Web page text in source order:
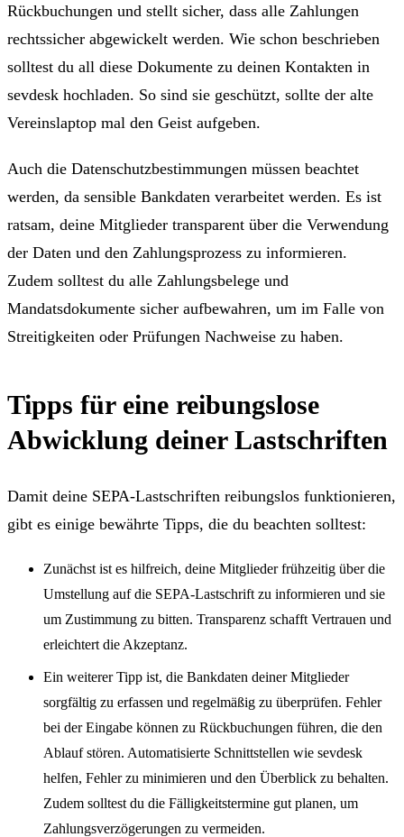
Rückbuchungen und stellt sicher, dass alle Zahlungen
rechtssicher abgewickelt werden. Wie schon beschrieben
solltest du all diese Dokumente zu deinen Kontakten in
sevdesk hochladen. So sind sie geschützt, sollte der alte
Vereinslaptop mal den Geist aufgeben.
Auch die Datenschutzbestimmungen müssen beachtet
werden, da sensible Bankdaten verarbeitet werden. Es ist
ratsam, deine Mitglieder transparent über die Verwendung
der Daten und den Zahlungsprozess zu informieren.
Zudem solltest du alle Zahlungsbelege und
Mandatsdokumente sicher aufbewahren, um im Falle von
Streitigkeiten oder Prüfungen Nachweise zu haben.
Tipps für eine reibungslose
Abwicklung deiner Lastschriften
Damit deine SEPA-Lastschriften reibungslos funktionieren,
gibt es einige bewährte Tipps, die du beachten solltest:
Zunächst ist es hilfreich, deine Mitglieder frühzeitig über die
Umstellung auf die SEPA-Lastschrift zu informieren und sie
um Zustimmung zu bitten. Transparenz schafft Vertrauen und
erleichtert die Akzeptanz.
Ein weiterer Tipp ist, die Bankdaten deiner Mitglieder
sorgfältig zu erfassen und regelmäßig zu überprüfen. Fehler
bei der Eingabe können zu Rückbuchungen führen, die den
Ablauf stören. Automatisierte Schnittstellen wie sevdesk
helfen, Fehler zu minimieren und den Überblick zu behalten.
Zudem solltest du die Fälligkeitstermine gut planen, um
Zahlungsverzögerungen zu vermeiden.